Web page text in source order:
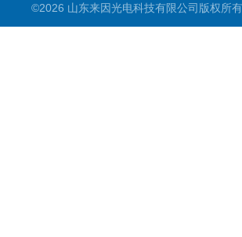
水
©2026 山东来因光电科技有限公司版权